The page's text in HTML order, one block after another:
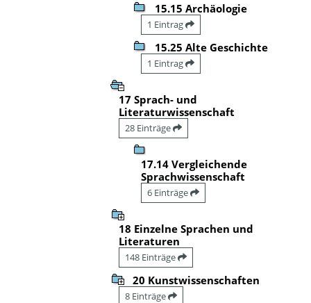
15.15 Archäologie
1 Eintrag
15.25 Alte Geschichte
1 Eintrag
17 Sprach- und
Literaturwissenschaft
28 Einträge
17.14 Vergleichende
Sprachwissenschaft
6 Einträge
18 Einzelne Sprachen und
Literaturen
148 Einträge
20 Kunstwissenschaften
8 Einträge